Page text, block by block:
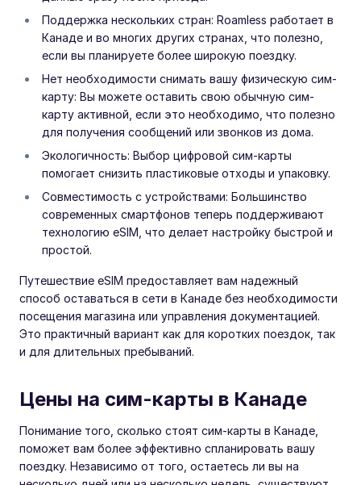
Поддержка нескольких стран: Roamless работает в
Канаде и во многих других странах, что полезно,
если вы планируете более широкую поездку.
Нет необходимости снимать вашу физическую сим-
карту: Вы можете оставить свою обычную сим-
карту активной, если это необходимо, что полезно
для получения сообщений или звонков из дома.
Экологичность: Выбор цифровой сим-карты
помогает снизить пластиковые отходы и упаковку.
Совместимость с устройствами: Большинство
современных смартфонов теперь поддерживают
технологию eSIM, что делает настройку быстрой и
простой.
Путешествие eSIM предоставляет вам надежный
способ оставаться в сети в Канаде без необходимости
посещения магазина или управления документацией.
Это практичный вариант как для коротких поездок, так
и для длительных пребываний.
Цены на сим-карты в Канаде
Понимание того, сколько стоят сим-карты в Канаде,
поможет вам более эффективно спланировать вашу
поездку. Независимо от того, остаетесь ли вы на